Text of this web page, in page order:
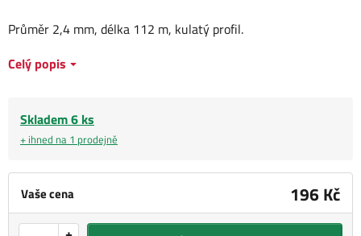
Vaše cena 196 Kč
Průměr 2,4 mm, délka 112 m, kulatý profil.
Celý popis
Skladem 6 ks
+ ihned na 1 prodejně